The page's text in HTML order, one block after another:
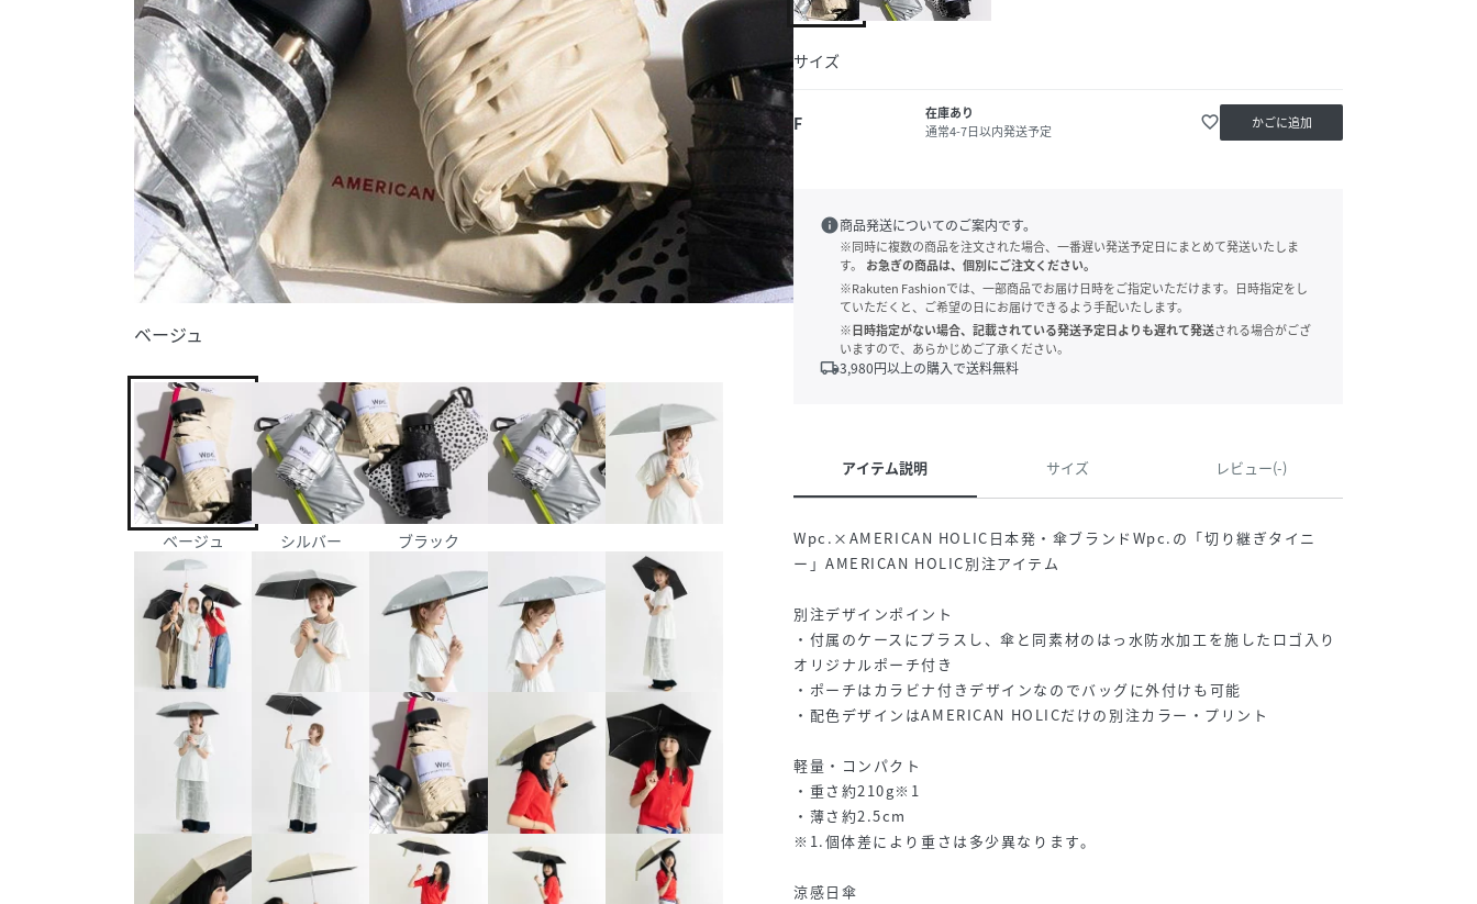
ベージュ
ベージュ シルバー ブラック
サイズ
F
在庫あり
通常4-7日以内発送予定
favorite_border かごに追加
info商品発送についてのご案内です。
※同時に複数の商品を注文された場合、一番遅い発送予定日にまとめて発送いたしま
す。
お急ぎの商品は、個別にご注文ください。
※Rakuten Fashionでは、一部商品でお届け日時をご指定いただけます。日時指定をし
ていただくと、ご希望の日にお届けできるよう手配いたします。
※日時指定がない場合、記載されている発送予定日よりも遅れて発送される場合がござ
いますので、あらかじめご了承ください。
local_shipping3,980円以上の購入で送料無料
アイテム説明 サイズ レビュー(-)
Wpc.×AMERICAN HOLIC日本発・傘ブランドWpc.の「切り継ぎタイニ
ー」AMERICAN HOLIC別注アイテム
別注デザインポイント
・付属のケースにプラスし、傘と同素材のはっ水防水加工を施したロゴ入り
オリジナルポーチ付き
・ポーチはカラビナ付きデザインなのでバッグに外付けも可能
・配色デザインはAMERICAN HOLICだけの別注カラー・プリント
軽量・コンパクト
・重さ約210g※1
・薄さ約2.5cm
※1.個体差により重さは多少異なります。
涼感日傘